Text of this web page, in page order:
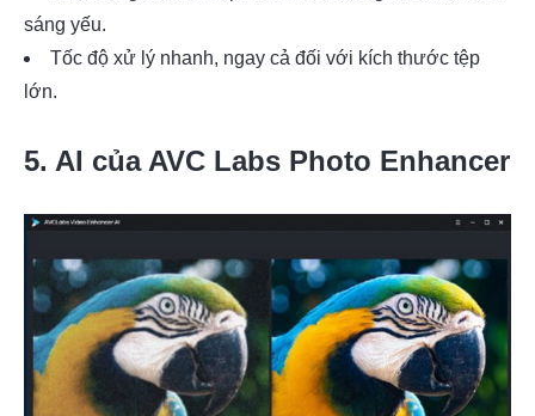
sáng yếu.
Tốc độ xử lý nhanh, ngay cả đối với kích thước tệp
lớn.
5. AI của AVC Labs Photo Enhancer